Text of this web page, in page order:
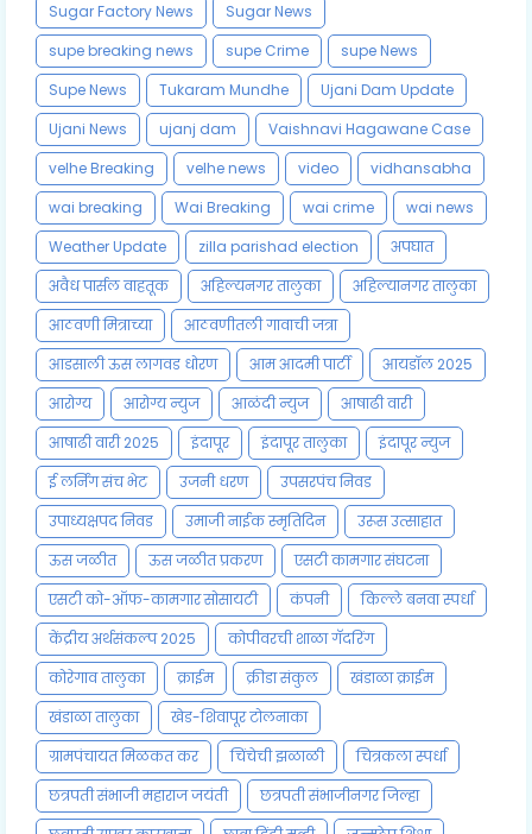
Sugar Factory News
Sugar News
supe breaking news
supe Crime
supe News
Supe News
Tukaram Mundhe
Ujani Dam Update
Ujani News
ujanj dam
Vaishnavi Hagawane Case
velhe Breaking
velhe news video
vidhansabha
wai breaking
Wai Breaking wai crime
wai news
Weather Update
zilla parishad election
अपघात
अवैध पार्सल वाहतूक
अहिल्यनगर तालुका
अहिल्यानगर तालुका
आठवणी मित्राच्या
आठवणीतली गावाची जत्रा
आडसाली ऊस लागवड धोरण
आम आदमी पार्टी
आयडॉल 2025
आरोग्य
आरोग्य न्युज आळंदी न्युज
आषाढी वारी
आषाढी वारी 2025
इंदापूर इंदापूर तालुका
इंदापूर न्युज
ई लर्निंग संच भेट
उजनी धरण
उपसरपंच निवड
उपाध्यक्षपद निवड
उमाजी नाईक स्मृतिदिन
उरूस उत्साहात
ऊस जळीत
ऊस जळीत प्रकरण
एसटी कामगार संघटना
एसटी को-ऑफ-कामगार सोसायटी
कंपनी
किल्ले बनवा स्पर्धा
केंद्रीय अर्थसंकल्प 2025
कोपीवरची शाळा गॅदरिंग
कोरेगाव तालुका
क्राईम क्रीडा संकुल
खंडाळा क्राईम
खंडाळा तालुका
खेड-शिवापूर टोलनाका
ग्रामपंचायत मिळकत कर
चिंचेची झळाळी
चित्रकला स्पर्धा
छत्रपती संभाजी महाराज जयंती
छत्रपती संभाजीनगर जिल्हा